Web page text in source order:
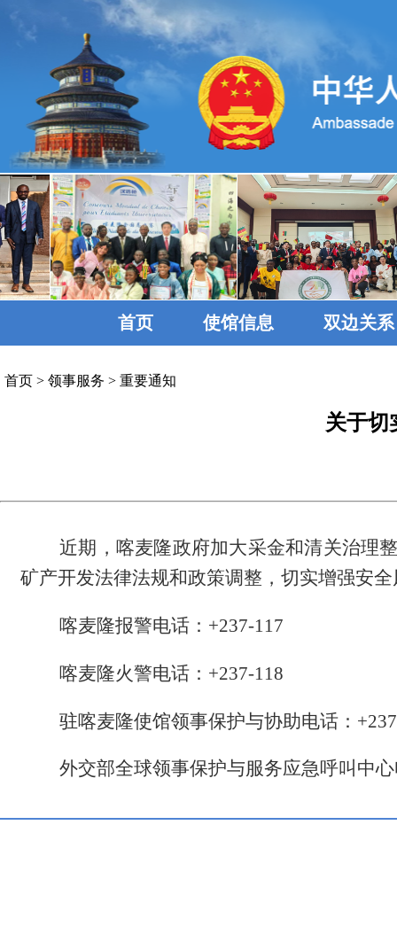
首页 使馆信息 双边关系
首页 > 领事服务 > 重要通知
关于切
近期，喀麦隆政府加大采金和清关治理整
矿产开发法律法规和政策调整，切实增强安
喀麦隆报警电话：+237-117
喀麦隆火警电话：+237-118
驻喀麦隆使馆领事保护与协助电话：
外交部全球领事保护与服务应急呼叫中心